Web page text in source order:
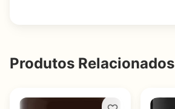
Produtos Relacionados